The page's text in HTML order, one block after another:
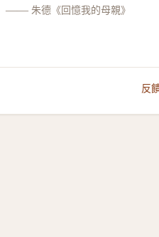
—— 朱德《回憶我的母親》
反